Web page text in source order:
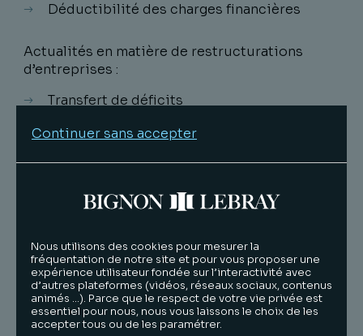
Déductibilité des charges financières
Actualités en matière de restructurations
d’entreprises :
Transfert de déficits
Jérôme
Granotier
Associé
Continuer sans accepter
Nous utilisons des cookies pour mesurer la
fréquentation de notre site et pour vous proposer une
expérience utilisateur fondée sur l’interactivité avec
d’autres plateformes (vidéos, réseaux sociaux, contenus
animés …). Parce que le respect de votre vie privée est
essentiel pour nous, nous vous laissons le choix de les
accepter tous ou de les paramétrer.